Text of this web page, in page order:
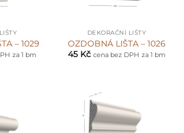
– 1029
za 1 bm
DEKORAČNÍ LIŠTY
OZDOBNÁ LIŠTA – 1026
45 Kč cena bez DPH za 1 bm